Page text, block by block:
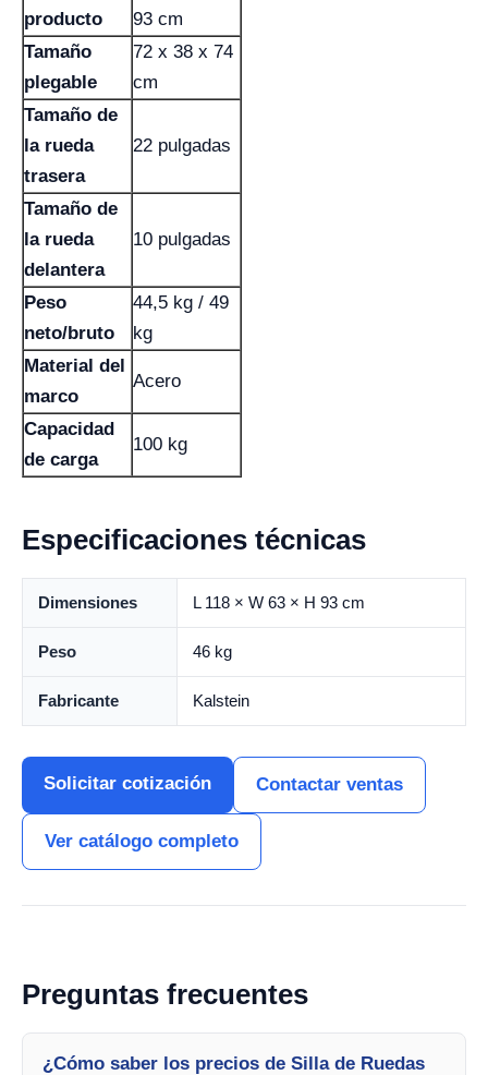
producto
93 cm
Tamaño
plegable
72 x 38 x 74
cm
Tamaño de
la rueda
trasera
22 pulgadas
Tamaño de
la rueda
delantera
10 pulgadas
Peso
neto/bruto
44,5 kg / 49
kg
Material del
marco
Acero
Capacidad
de carga
100 kg
Especificaciones técnicas
Dimensiones L 118 × W 63 × H 93 cm
Peso 46 kg
Fabricante Kalstein
Solicitar cotización Contactar ventas
Ver catálogo completo
Preguntas frecuentes
¿Cómo saber los precios de Silla de Ruedas